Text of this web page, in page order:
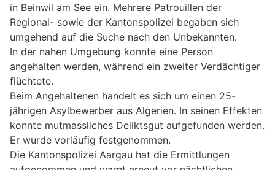
in Beinwil am See ein. Mehrere Patrouillen der
Regional- sowie der Kantonspolizei begaben sich
umgehend auf die Suche nach den Unbekannten.
In der nahen Umgebung konnte eine Person
angehalten werden, während ein zweiter Verdächtiger
flüchtete.
Beim Angehaltenen handelt es sich um einen 25-
jährigen Asylbewerber aus Algerien. In seinen Effekten
konnte mutmassliches Deliktsgut aufgefunden werden.
Er wurde vorläufig festgenommen.
Die Kantonspolizei Aargau hat die Ermittlungen